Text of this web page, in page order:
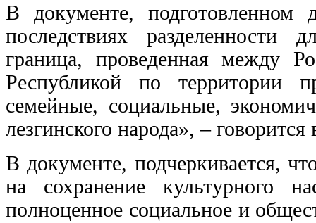
В документе,
последствиях разделенности
граница, проведенная между
Республикой по территории
семейные, социальные,
лезгинского народа», –
В документе, подчеркивается,
на сохранение культурного
полноценное социальное и